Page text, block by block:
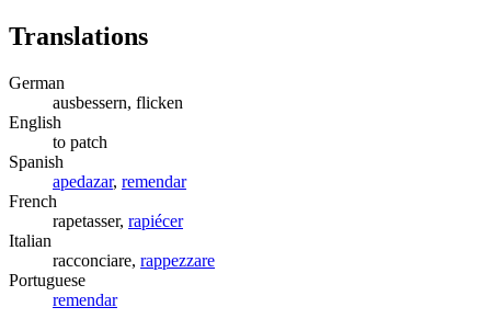
Translations
German
ausbessern, flicken
English
to patch
Spanish
apedazar, remendar
French
rapetasser, rapiécer
Italian
racconciare, rappezzare
Portuguese
remendar